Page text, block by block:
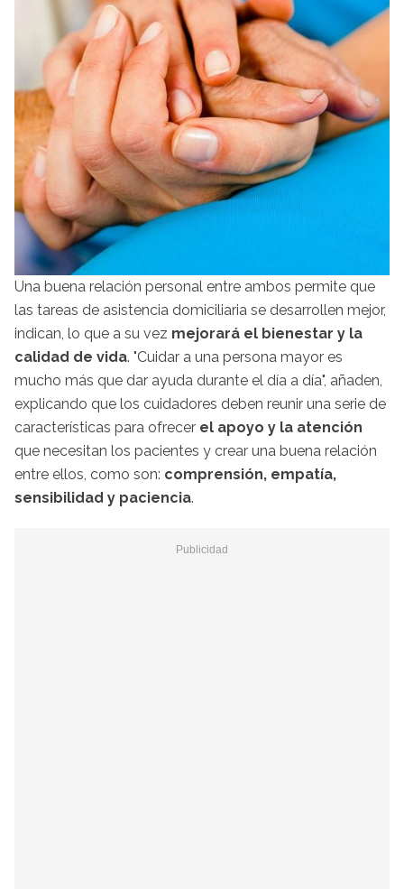
Una buena relación personal entre ambos permite que
las tareas de asistencia domiciliaria se desarrollen mejor,
indican, lo que a su vez mejorará el bienestar y la
calidad de vida. "Cuidar a una persona mayor es
mucho más que dar ayuda durante el día a día", añaden,
explicando que los cuidadores deben reunir una serie de
características para ofrecer el apoyo y la atención
que necesitan los pacientes y crear una buena relación
entre ellos, como son: comprensión, empatía,
sensibilidad y paciencia.